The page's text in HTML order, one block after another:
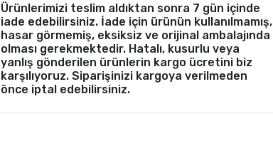
Ürünlerimizi teslim aldıktan sonra 7 gün içinde
iade edebilirsiniz. İade için ürünün kullanılmamış,
hasar görmemiş, eksiksiz ve orijinal ambalajında
olması gerekmektedir. Hatalı, kusurlu veya
yanlış gönderilen ürünlerin kargo ücretini biz
karşılıyoruz. Siparişinizi kargoya verilmeden
önce iptal edebilirsiniz.